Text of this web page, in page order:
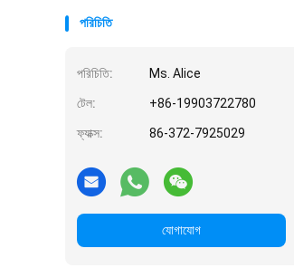
পরিচিতি
পরিচিতি: Ms. Alice
টেল: +86-19903722780
ফ্যাক্স: 86-372-7925029
যোগাযোগ